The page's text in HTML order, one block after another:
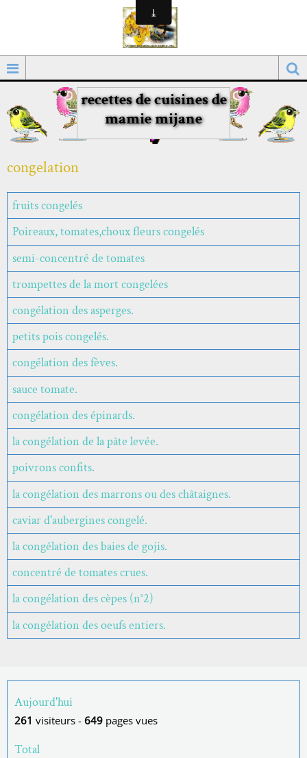
recettes de cuisines de
mamie mijane
congelation
fruits congelés
Poireaux, tomates,choux fleurs congelés
semi-concentré de tomates
trompettes de la mort congelées
congélation des asperges.
petits pois congelés.
congélation des fèves.
sauce tomate.
congélation des épinards.
la congélation de la pâte levée.
poivrons confits.
la congélation des marrons ou des châtaignes.
caviar d'aubergines congelé.
la congélation des baies de gojis.
concentré de tomates crues.
la congélation des cèpes (n°2)
la congélation des oeufs entiers.
Aujourd'hui
261 visiteurs - 649 pages vues
Total